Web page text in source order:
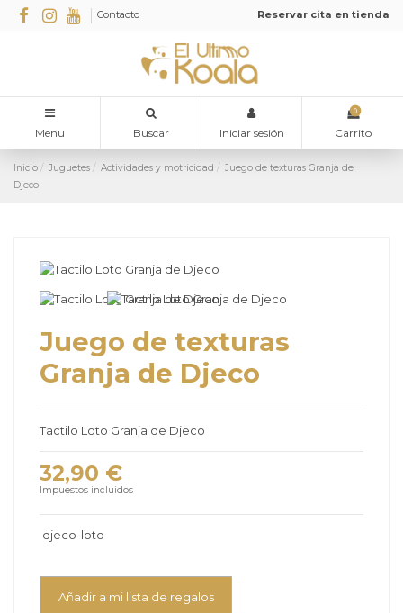
Contacto Reservar cita en tienda
Menu Buscar Iniciar sesión
0
Carrito
Inicio Juguetes Actividades y motricidad
Juego de texturas Granja de
Djeco
Juego de texturas
Granja de Djeco
Tactilo Loto Granja de Djeco
32,90 €
Impuestos incluidos
djeco loto
Añadir a mi lista de regalos